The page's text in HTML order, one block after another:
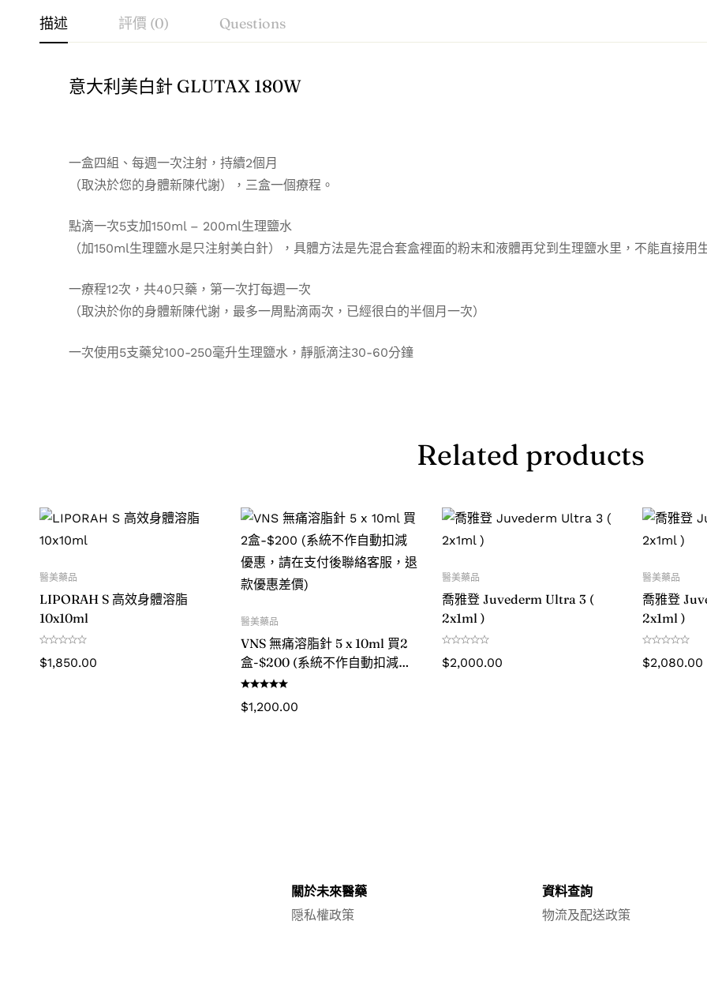
描述 評價 (0) Questions
意大利美白針 GLUTAX 180W
一盒四組、每週一次注射，持續2個月
（取決於您的身體新陳代謝），三盒一個療程。
點滴一次5支加150ml – 200ml生理鹽水
（加150ml生理鹽水是只注射美白針），具體方法是先混合套盒裡面的粉末和液體再兌到生理鹽水里，不能直接用
一療程12次，共40只藥，第一次打每週一次
（取決於你的身體新陳代謝，最多一周點滴兩次，已經很白的半個月一次）
一次使用5支藥兌100-250毫升生理鹽水，靜脈滴注30-60分鐘
Related products
醫美藥品
LIPORAH S 高效身體溶脂
10x10ml
$1,850.00
醫美藥品
VNS 無痛溶脂針 5 x 10ml 買2
盒-$200 (系統不作自動扣減優
惠，請在支付後聯絡客服，退款
優惠差價)
$1,200.00
醫美藥品
喬雅登 Juvederm Ultra 3 (
2x1ml )
$2,000.00
醫美藥品
喬雅登
2x1ml )
$2,080.00
關於未來醫藥
隠私權政策
資料查詢
物流及配送政策